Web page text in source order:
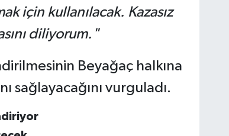
için kullanılacak. Kazasız
diliyorum."
Beyağaç halkına
sağlayacağını vurguladı.